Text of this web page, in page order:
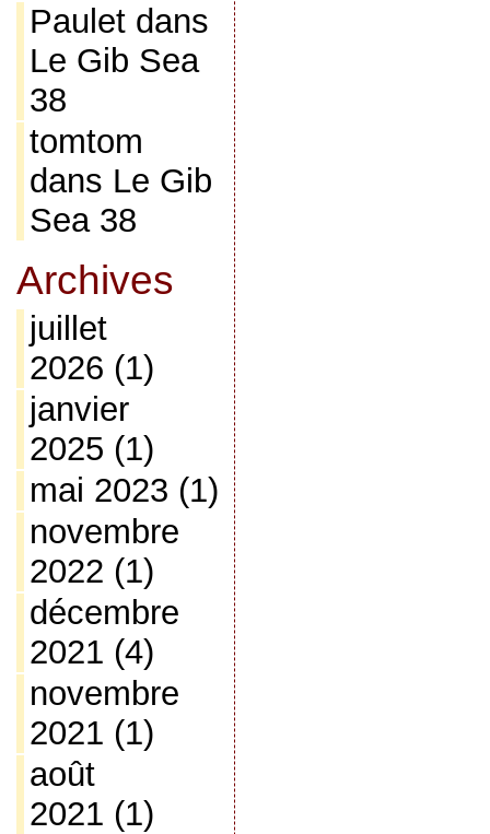
Pauletdans
Le Gib Sea
38
tomtom
dans Le Gib
Sea 38
Archives
juillet
2026 (1)
janvier
2025 (1)
mai 2023 (1)
novembre
2022 (1)
décembre
2021 (4)
novembre
2021 (1)
août
2021 (1)